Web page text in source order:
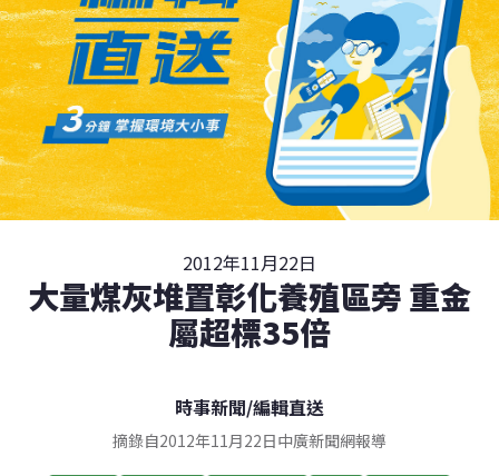
2012年11月22日
大量煤灰堆置彰化養殖區旁 重金
屬超標35倍
時事新聞/編輯直送
摘錄自2012年11月22日中廣新聞網報導